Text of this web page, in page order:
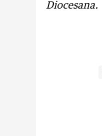
Diocesana.